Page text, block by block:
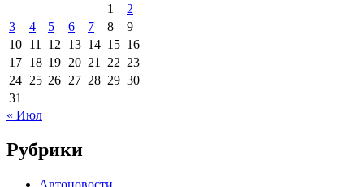
1
2
3
4 5 6 7 8
9
10 11 12 13 14 15 16
17 18 19 20 21 22 23
24 25 26 27 28 29 30
31
« Июл
Рубрики
Автоновости